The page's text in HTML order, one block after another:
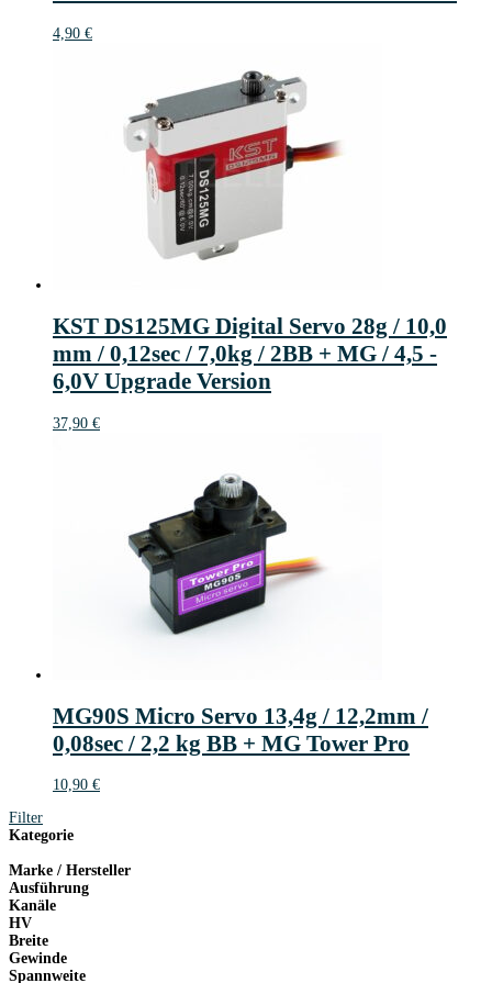
4,90 €
KST DS125MG Digital Servo 28g / 10,0
mm / 0,12sec / 7,0kg / 2BB + MG / 4,5 -
6,0V Upgrade Version
37,90 €
MG90S Micro Servo 13,4g / 12,2mm /
0,08sec / 2,2 kg BB + MG Tower Pro
10,90 €
Filter
Kategorie
Marke / Hersteller
Ausführung
Kanäle
HV
Breite
Gewinde
Spannweite